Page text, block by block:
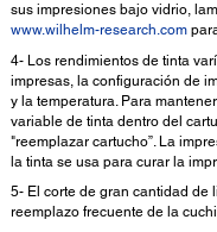
sus impresiones bajo vidrio,
www.wilhelm-research.com
4- Los rendimientos de tinta
impresas, la configuración de
y la temperatura. Para
variable de tinta dentro del
"reemplazar cartucho”. La
la tinta se usa para curar la
5- El corte de gran cantidad de
reemplazo frecuente de la